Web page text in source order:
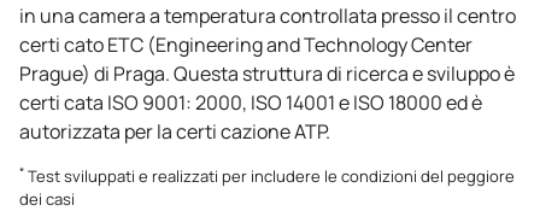
in una camera a temperatura controllata presso il centro
certi cato ETC (Engineering and Technology Center
Prague) di Praga. Questa struttura di ricerca e sviluppo è
certi cata ISO 9001: 2000, ISO 14001 e ISO 18000 ed è
autorizzata per la certi cazione ATP.
* Test sviluppati e realizzati per includere le condizioni del peggiore
dei casi